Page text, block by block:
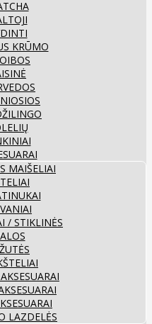
KRŪMO
MAIŠELIAI
/ STIKLINĖS
LAZDELĖS